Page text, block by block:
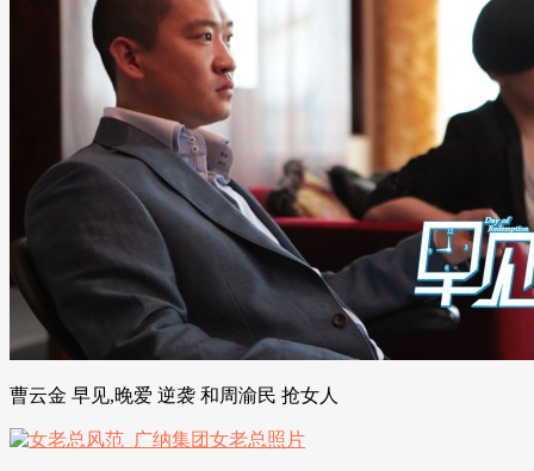
曹云金 早见,晚爱 逆袭 和周渝民 抢女人